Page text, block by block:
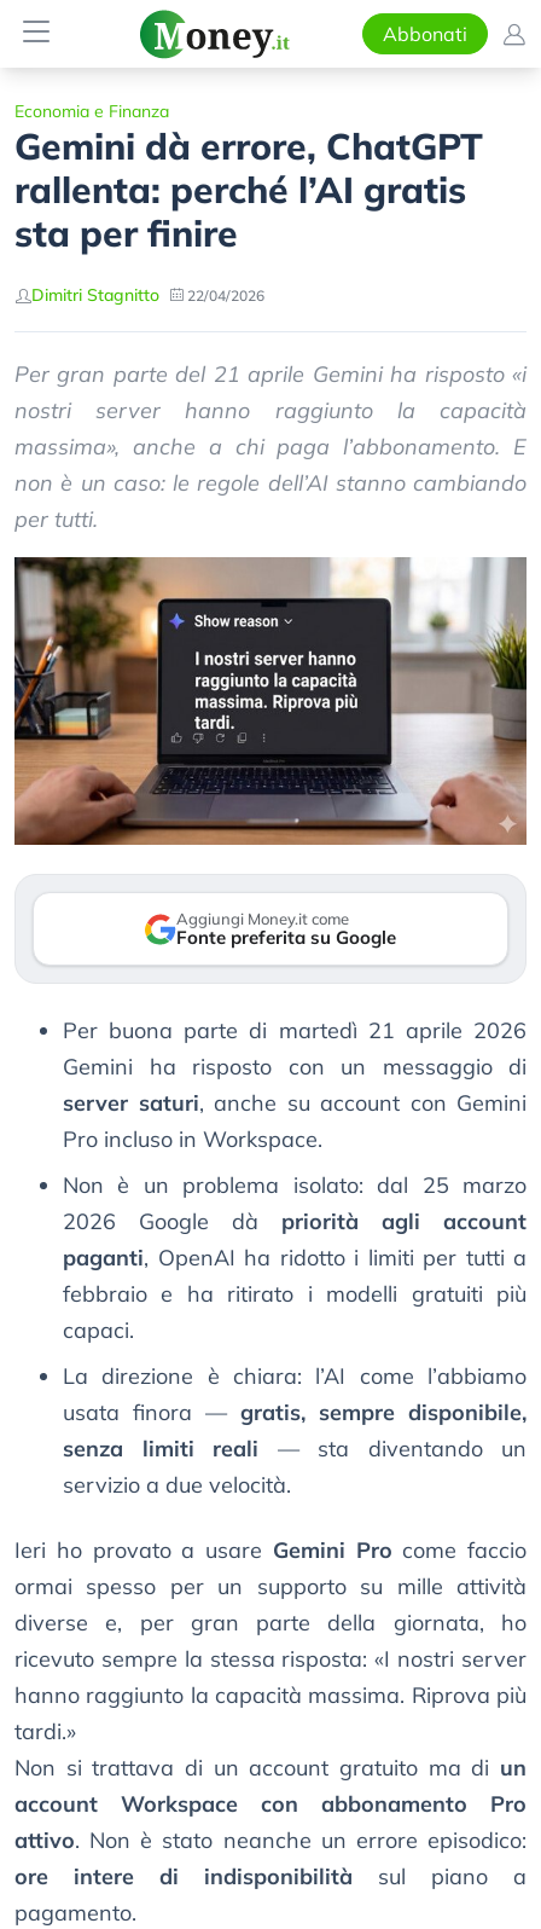
Abbonati
Economia e Finanza
Gemini dà errore, ChatGPT
rallenta: perché l’AI gratis
sta per finire
Dimitri Stagnitto 22/04/2026
Per gran parte del 21 aprile Gemini ha risposto «i
nostri server hanno raggiunto la capacità
massima», anche a chi paga l’abbonamento. E
non è un caso: le regole dell’AI stanno cambiando
per tutti.
Aggiungi Money.it come
Fonte preferita su Google
Per buona parte di martedì 21 aprile 2026
Gemini ha risposto con un messaggio di
server saturi, anche su account con Gemini
Pro incluso in Workspace.
Non è un problema isolato: dal 25 marzo
2026 Google dà priorità agli account
paganti, OpenAI ha ridotto i limiti per tutti a
febbraio e ha ritirato i modelli gratuiti più
capaci.
La direzione è chiara: l’AI come l’abbiamo
usata finora — gratis, sempre disponibile,
senza limiti reali — sta diventando un
servizio a due velocità.
Ieri ho provato a usare Gemini Pro come faccio
ormai spesso per un supporto su mille attività
diverse e, per gran parte della giornata, ho
ricevuto sempre la stessa risposta: «I nostri server
hanno raggiunto la capacità massima. Riprova più
tardi.»
Non si trattava di un account gratuito ma di un
account Workspace con abbonamento Pro
attivo. Non è stato neanche un errore episodico:
ore intere di indisponibilità sul piano a
pagamento.